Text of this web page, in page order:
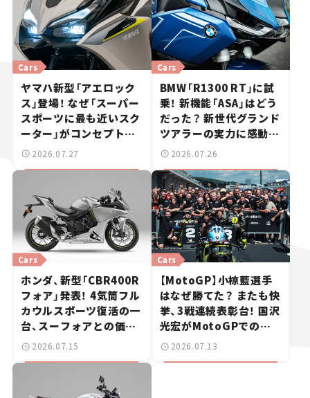
Cars
ヤマハ新型「アエロック
ス」登場！ なぜ「スーパー
スポーツに最も近いスク
ーター」がコンセプトな
のか？【新車ニュース】
2026.07.27
Cars
BMW「R1300 RT」に試
乗！ 新機能「ASA」はどう
だった？ 新世代グランド
ツアラーの実力に感動
【試乗レビュー】
2026.07.26
Cars
ホンダ、新型「CBR400R
フォア」発表！ 4気筒フル
カウルスポーツ復活の一
台、スーフォアとの価格
差は20万円【新車ニュー
ス】
2026.07.15
Cars
【MotoGP】小椋藍選手
はなぜ勝てた？ またも快
挙、3戦連続表彰台！ 国沢
光宏がMotoGPでの快
進撃を解説
2026.07.13